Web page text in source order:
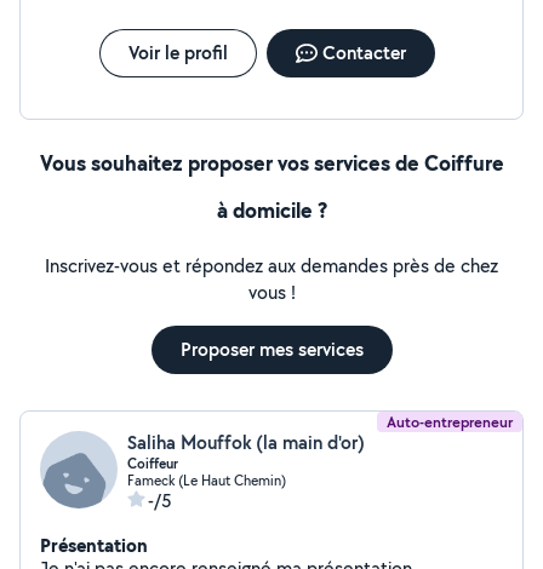
Voir le profil Contacter
Vous souhaitez proposer vos services de Coiffure
à domicile ?
Inscrivez-vous et répondez aux demandes près de chez
vous !
Proposer mes services
Auto-entrepreneur
Saliha Mouffok (la main d'or)
Coiffeur
Fameck (Le Haut Chemin)
-/5
Présentation